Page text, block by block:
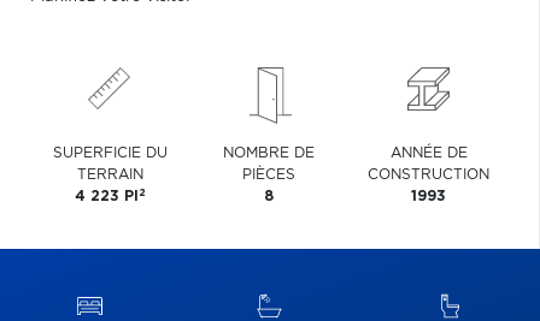
SUPERFICIE DU
TERRAIN
4 223 PI 2
NOMBRE DE
PIÈCES
8
ANNÉE DE
CONSTRUCTION
1993